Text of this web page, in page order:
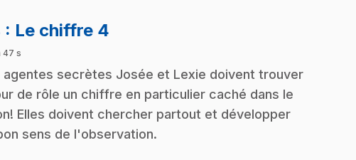
: Le chiffre 4
47 s
agentes secrètes Josée et Lexie doivent trouver
de rôle un chiffre en particulier caché dans le
Elles doivent chercher partout et développer
sens de l'observation.